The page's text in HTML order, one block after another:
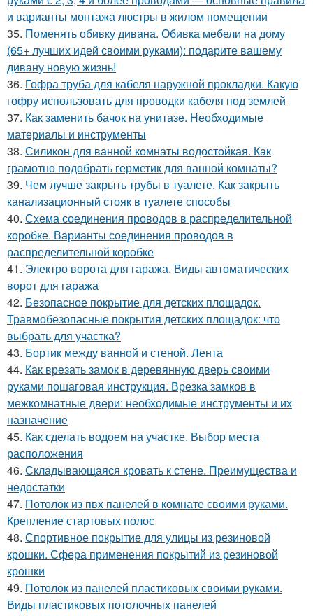
и варианты монтажа люстры в жилом помещении
35. Поменять обивку дивана. Обивка мебели на дому
(65+ лучших идей своими руками): подарите вашему
дивану новую жизнь!
36. Гофра труба для кабеля наружной прокладки. Какую
гофру использовать для проводки кабеля под землей
37. Как заменить бачок на унитазе. Необходимые
материалы и инструменты
38. Силикон для ванной комнаты водостойкая. Как
грамотно подобрать герметик для ванной комнаты?
39. Чем лучше закрыть трубы в туалете. Как закрыть
канализационный стояк в туалете способы
40. Схема соединения проводов в распределительной
коробке. Варианты соединения проводов в
распределительной коробке
41. Электро ворота для гаража. Виды автоматических
ворот для гаража
42. Безопасное покрытие для детских площадок.
Травмобезопасные покрытия детских площадок: что
выбрать для участка?
43. Бортик между ванной и стеной. Лента
44. Как врезать замок в деревянную дверь своими
руками пошаговая инструкция. Врезка замков в
межкомнатные двери: необходимые инструменты и их
назначение
45. Как сделать водоем на участке. Выбор места
расположения
46. Складывающаяся кровать к стене. Преимущества и
недостатки
47. Потолок из пвх панелей в комнате своими руками.
Крепление стартовых полос
48. Спортивное покрытие для улицы из резиновой
крошки. Сфера применения покрытий из резиновой
крошки
49. Потолок из панелей пластиковых своими руками.
Виды пластиковых потолочных панелей